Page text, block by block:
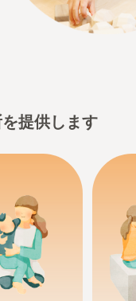
提供します